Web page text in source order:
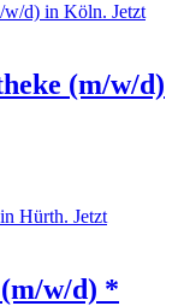
(m/w/d)
w/d) *